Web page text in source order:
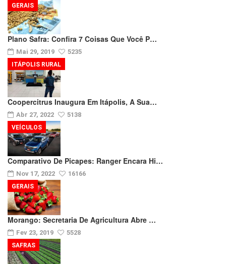
Plano Safra: Confira 7 Coisas Que Você P…
Mai 29, 2019 5235
GERAIS
Coopercitrus Inaugura Em Itápolis, A Sua…
Abr 27, 2022 5138
ITÁPOLIS RURAL
Comparativo De Picapes: Ranger Encara Hi…
Nov 17, 2022 16166
VEÍCULOS
Morango: Secretaria De Agricultura Abre …
Fev 23, 2019 5528
GERAIS
SAFRAS